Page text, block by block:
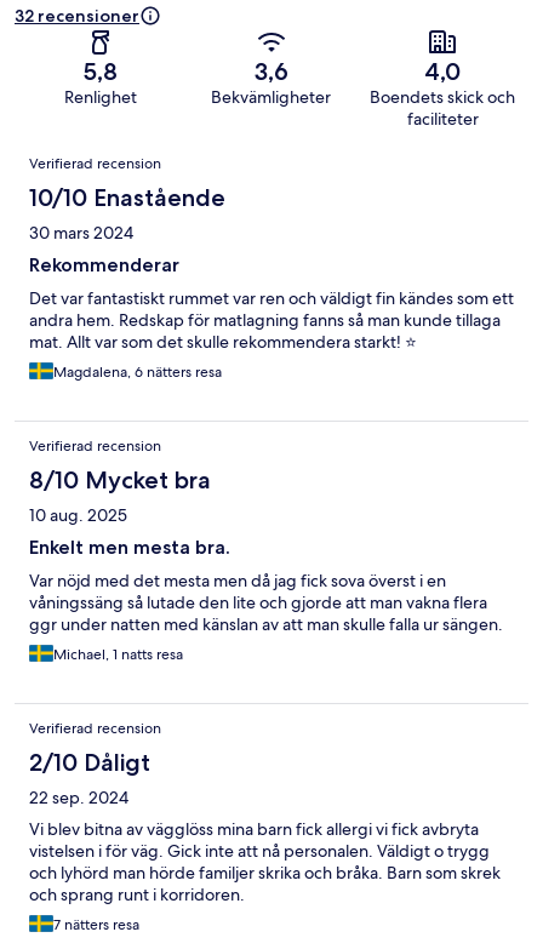
32 recensioner
5,8
Renlighet
3,6
Bekvämligheter
4,0
Boendets skick och
faciliteter
Recensioner
Verifierad recension
10/10 Enastående
30 mars 2024
Rekommenderar
Det var fantastiskt rummet var ren och väldigt fin kändes som ett
andra hem. Redskap för matlagning fanns så man kunde tillaga
mat. Allt var som det skulle rekommendera starkt! ⭐️
Magdalena, 6 nätters resa
Verifierad recension
8/10 Mycket bra
10 aug. 2025
Enkelt men mesta bra.
Var nöjd med det mesta men då jag fick sova överst i en
våningssäng så lutade den lite och gjorde att man vakna flera
ggr under natten med känslan av att man skulle falla ur sängen.
Michael, 1 natts resa
Verifierad recension
2/10 Dåligt
22 sep. 2024
Vi blev bitna av vägglöss mina barn fick allergi vi fick avbryta
vistelsen i för väg. Gick inte att nå personalen. Väldigt o trygg
och lyhörd man hörde familjer skrika och bråka. Barn som skrek
och sprang runt i korridoren.
7 nätters resa